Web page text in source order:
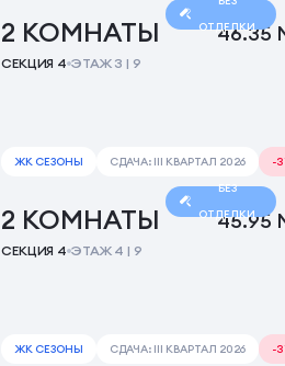
2 КОМНАТЫ
СЕКЦИЯ 4 ЭТАЖ 3 | 9
46.35
ОТДЕЛКИ
ЖК СЕЗОНЫ СДАЧА: III КВАРТАЛ 2026 -
2 КОМНАТЫ
СЕКЦИЯ 4 ЭТАЖ 4 | 9
45.95
БЕЗ
ОТДЕЛКИ
ЖК СЕЗОНЫ СДАЧА: III КВАРТАЛ 2026 -